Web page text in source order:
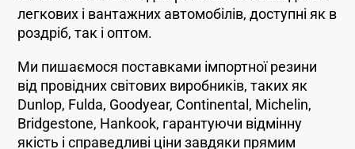
легкових і вантажних автомобілів, доступні як в
роздріб, так і оптом.
Ми пишаємося поставками імпортної резини
від провідних світових виробників, таких як
Dunlop, Fulda, Goodyear, Continental, Michelin,
Bridgestone, Hankook, гарантуючи відмінну
якість і справедливі ціни завдяки прямим